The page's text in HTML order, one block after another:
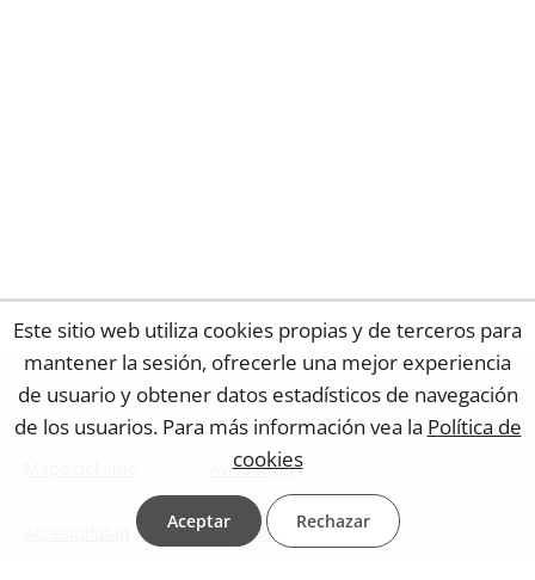
Aviso legal
Contacto web
Este sitio web utiliza cookies propias y de terceros para
mantener la sesión, ofrecerle una mejor experiencia
de usuario y obtener datos estadísticos de navegación
de los usuarios. Para más información vea la Política de
cookies
Aceptar Rechazar